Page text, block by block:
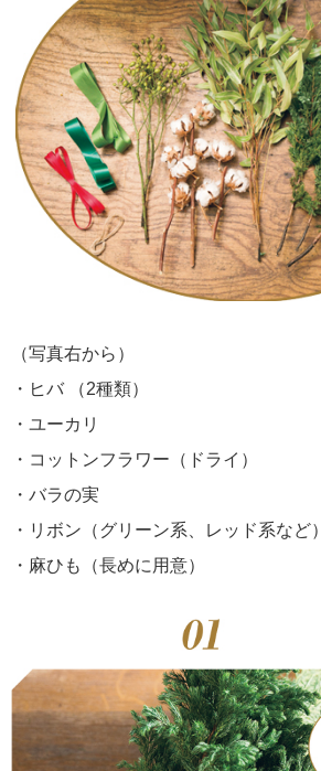
（写真右から）
・ヒバ （2種類）
・ユーカリ
・コットンフラワー（ドライ）
・バラの実
・リボン（グリーン系、レッド系など）
・麻ひも（長めに用意）